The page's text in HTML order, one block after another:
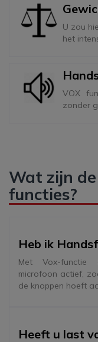
U zou
het
VOX
zonder
Wat zijn
functies?
Heb ik
Met Vox-functie
microfoon actief,
de knoppen hoeft
Heeft u last